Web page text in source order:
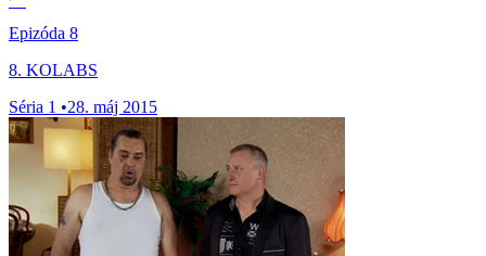
Epizóda 8
8. KOLABS
Séria 1 •28. máj 2015